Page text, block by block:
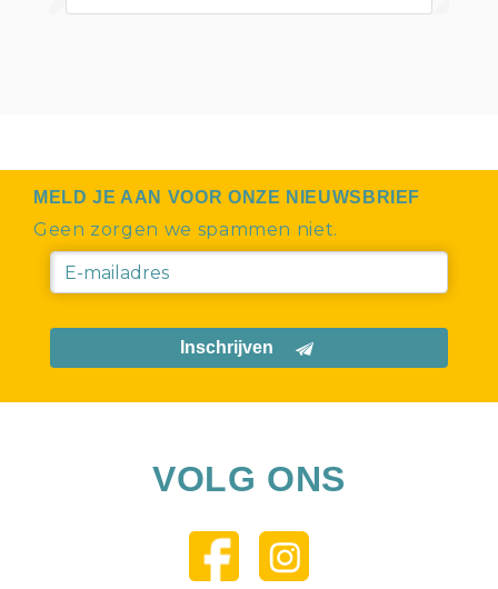
MELD JE AAN VOOR ONZE NIEUWSBRIEF
Geen zorgen we spammen niet.
Inschrijven
VOLG ONS